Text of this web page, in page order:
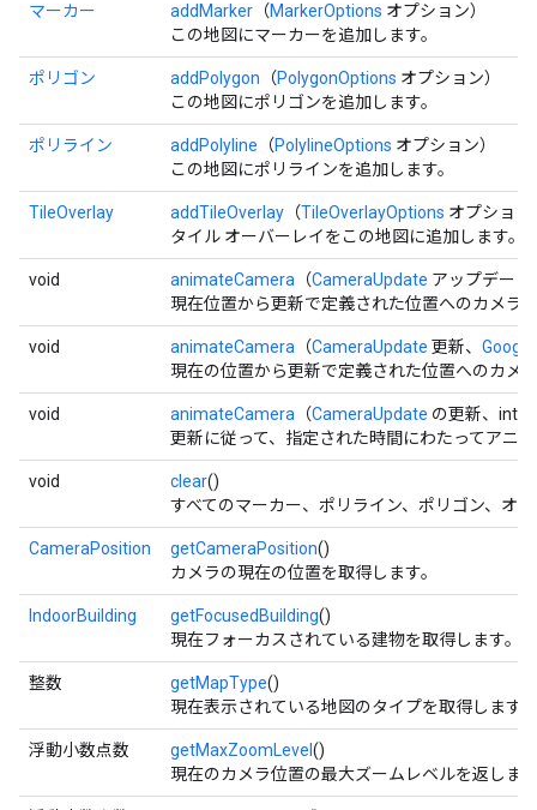
マーカー addMarker （MarkerOptions オプション）
この地図にマーカーを追加します。
ポリゴン addPolygon （PolygonOptions オプション）
この地図にポリゴンを追加します。
ポリライン addPolyline （PolylineOptions オプション）
この地図にポリラインを追加します。
TileOverlay addTileOverlay （TileOverlayOptions オプション
タイル オーバーレイをこの地図に追加します。
void animateCamera （CameraUpdate アップデート
現在位置から更新で定義された位置へのカメラ
void animateCamera （CameraUpdate 更新、
現在の位置から更新で定義された位置へのカメ
void animateCamera （CameraUpdate の更新、int
更新に従って、指定された時間にわたってアニ
void clear()
すべてのマーカー、ポリライン、ポリゴン、オ
CameraPosition getCameraPosition()
カメラの現在の位置を取得します。
IndoorBuilding getFocusedBuilding()
現在フォーカスされている建物を取得します。
整数 getMapType()
現在表示されている地図のタイプを取得します。
浮動小数点数 getMaxZoomLevel ()
現在のカメラ位置の最大ズームレベルを返しま